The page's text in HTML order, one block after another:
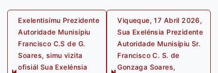
Post
navigation
Exelentisímu Prezidente
Autoridade Munisípiu
Francisco C.S de G.
Soares, simu vizita
ofisiál Sua Exelénsia
Viqueque, 17 Abril 2026,
Sua Exelénsia Prezidente
Autoridade Munisípiu Sr.
Francisco C. S. de
Gonzaga Soares,